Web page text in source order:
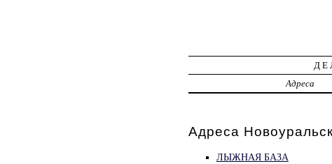
Адреса
Адреса
ЛЫЖНАЯ БАЗА